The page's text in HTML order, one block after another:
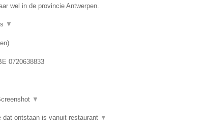
wel in de provincie Antwerpen.
▼
)
0720638833
▼
dat ontstaan is vanuit restaurant ▼